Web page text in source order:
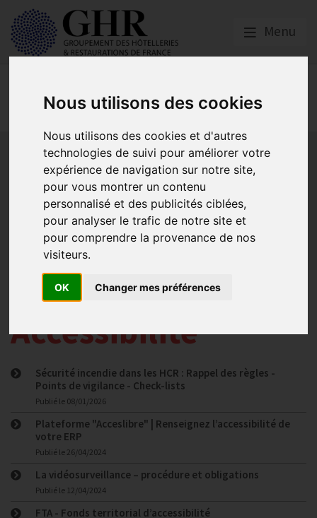
Nous utilisons des cookies
Nous utilisons des cookies et d'autres
technologies de suivi pour améliorer votre
expérience de navigation sur notre site,
pour vous montrer un contenu
personnalisé et des publicités ciblées,
pour analyser le trafic de notre site et
pour comprendre la provenance de nos
visiteurs.
OK Changer mes préférences
Menu
fiscalité
Bail commercial Hygiène La SACEM et la SPRE
Les formations obligatoires
Les obligations dans les débits de boissons et les
discothèques
Les obligations dans les hôtels
Les obligations dans les restaurants
Sécurité et Accessibilité
Sécurité et
Accessibilité
Sécurité incendie dans les HCR : Rappel des règles -
Points de vigilance - Check-lists
Publié le 08/01/2026
Plateforme "Acceslibre" | Renseignez l’accessibilité de
votre ERP
Publié le 26/04/2024
La vidéosurveillance – procédure et obligations
Publié le 12/04/2024
FTA - Fonds territorial d’accessibilité